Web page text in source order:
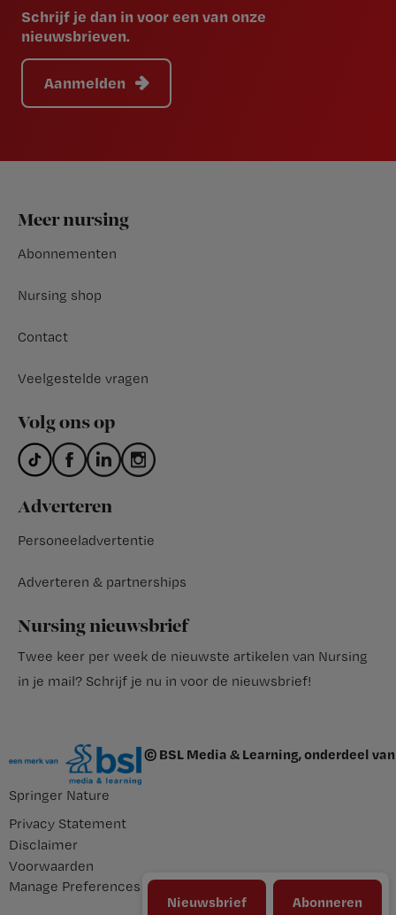
Nieuwsbrief Abonneren
Schrijf je dan in voor een van onze
nieuwsbrieven.
Aanmelden
Footer
Meer nursing
Abonnementen
Nursing shop
Contact
Veelgestelde vragen
Volg ons op
Adverteren
Personeeladvertentie
Adverteren & partnerships
Nursing nieuwsbrief
Twee keer per week de nieuwste artikelen van Nursing
in je mail? Schrijf je nu in voor de nieuwsbrief!
© BSL Media & Learning, onderdeel van
Springer Nature
Privacy Statement
Disclaimer
Voorwaarden
Manage Preferences